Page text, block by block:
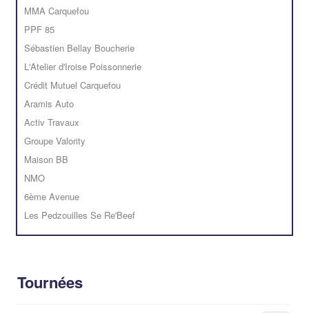
MMA Carquefou
PPF 85
Sébastien Bellay Boucherie
L'Atelier d'Iroise Poissonnerie
Crédit Mutuel Carquefou
Aramis Auto
Activ Travaux
Groupe Valority
Maison BB
NMO
6ème Avenue
Les Pedzouilles Se Re'Beef
Tournées